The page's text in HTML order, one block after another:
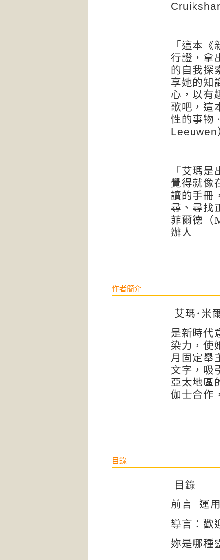
「這本
行證，拿
的自我探
享她的知
心，以有
歌吧，這
性的事
Leeuwen
「艾瑪
覺得就像
讀的手冊
尋、尋找
菲爾德（
辦人
作者簡介
艾瑪･米
是新時代
染力，使
月固定舉
文字，吸
亞太地區
伽士合作
目錄
目錄
前言
運
導言：歡
妳是哪種